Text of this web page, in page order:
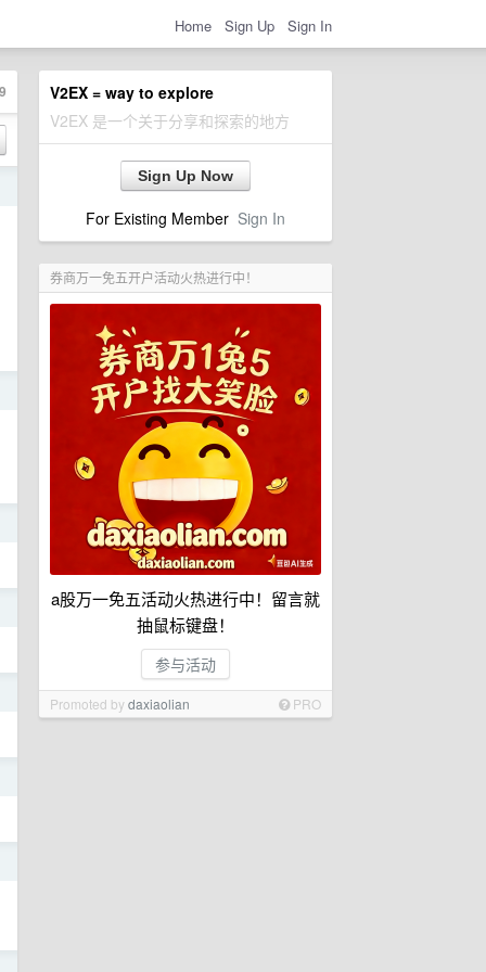
Home Sign Up Sign In
V2EX = way to explore
V2EX 是一个关于分享和探索的地方
Sign Up Now
For Existing Member Sign In
券商万一免五开户活动火热进行中！
a股万一免五活动火热进行中！留言就
抽鼠标键盘！
参与活动
Promoted bydaxiaolian PRO